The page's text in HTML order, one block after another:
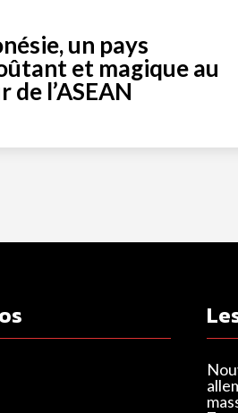
un pays
et magique au
de l’ASEAN